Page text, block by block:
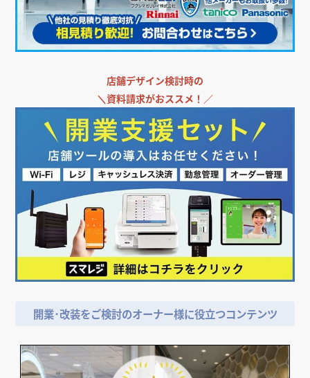
店舗デザイン検討時の
＼資料請求がおススメ！／
開業･改装をご検討のオーナー様に役立つコンテンツ